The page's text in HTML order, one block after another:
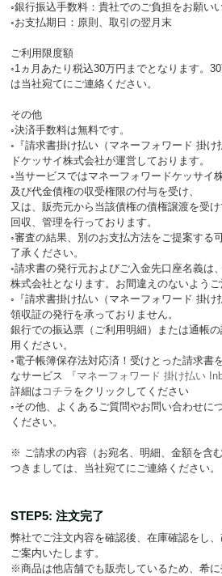
◦銀行振込手数料：貴社でのご負担をお願い
◦お支払期日：原則、取引の翌月末
ご利用限度額
◦1ヵ月あたり税込30万円までとなります。
は当社宛てにご連絡ください。
その他
◦決済手数料は無料です。
◦『請求書掛け払い（マネーフォワード 掛け
ドケッサイ株式会社が運営しております。
◦当サービスではマネーフォワードケッサイ
及び代金債権の収受権限の付与を受け、
又は、販売元から当該債権の債権譲渡を受
回収、管理を行っております。
◦審査の結果、別のお支払方法をご提案する
了承ください。
◦請求書の発行元およびご入金先口座名義は
株式会社となります。お間違えのないようご
◦『請求書掛け払い（マネーフォワード 掛け
領収証の発行を承っておりません。
銀行での振込票（ご利用明細）または通帳
用ください。
◦電子帳簿保存法対応済！受けとった請求書
なサービス 『マネーフォワード 掛け払い
詳細は コチラ をクリックしてください
◦その他、よくあるご質問やお問い合わせに
ください。
※ ご請求の内容（お宛名、明細、金額を含
つきましては、当社宛てにご連絡ください。
STEP5: 注文完了
弊社でご注文内容を確認後、在庫確認をし
ご案内いたします。
※商品は他店舗でも販売しているため、希